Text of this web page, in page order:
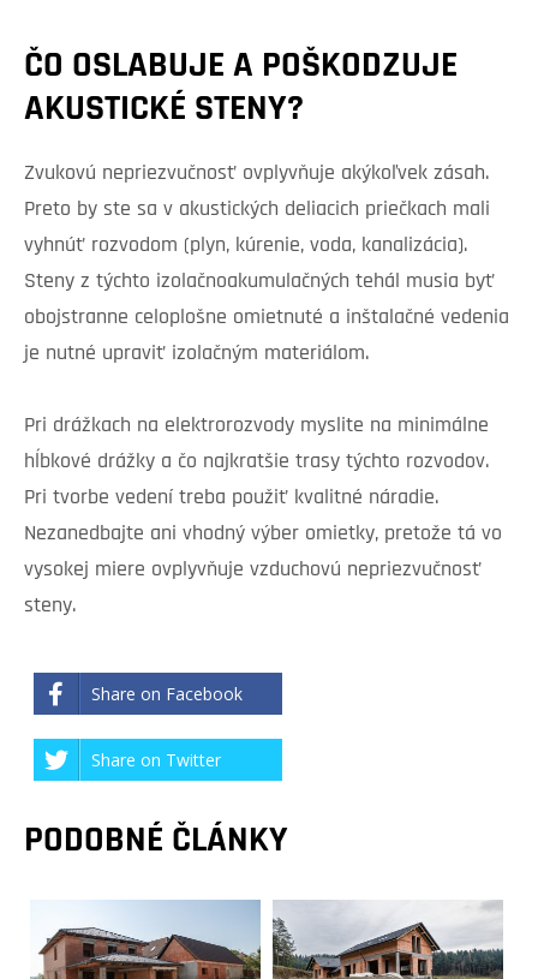
ČO OSLABUJE A POŠKODZUJE
AKUSTICKÉ STENY?
Zvukovú nepriezvučnosť ovplyvňuje akýkoľvek zásah.
Preto by ste sa v akustických deliacich priečkach mali
vyhnúť rozvodom (plyn, kúrenie, voda, kanalizácia).
Steny z týchto izolačnoakumulačných tehál musia byť
obojstranne celoplošne omietnuté a inštalačné vedenia
je nutné upraviť izolačným materiálom.
Pri drážkach na elektrorozvody myslite na minimálne
hĺbkové drážky a čo najkratšie trasy týchto rozvodov.
Pri tvorbe vedení treba použiť kvalitné náradie.
Nezanedbajte ani vhodný výber omietky, pretože tá vo
vysokej miere ovplyvňuje vzduchovú nepriezvučnosť
steny.
Share on Facebook
Share on Twitter
PODOBNÉ ČLÁNKY